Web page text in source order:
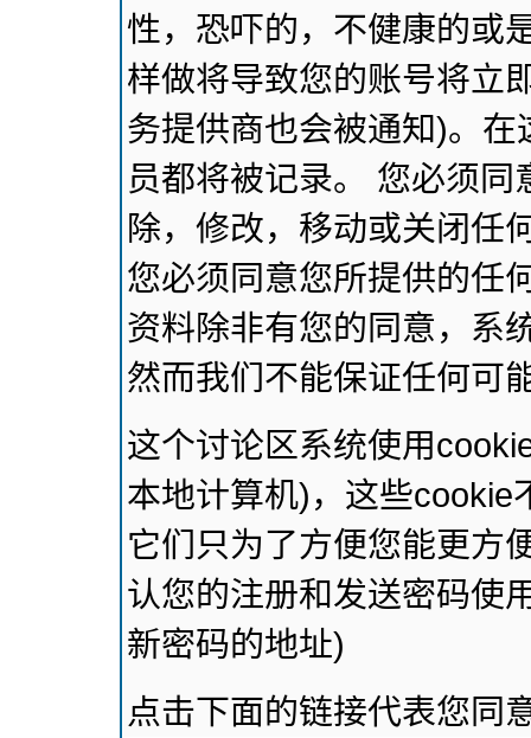
性，恐吓的，不健康的或
样做将导致您的账号将立
务提供商也会被通知)。
员都将被记录。 您必须
除，修改，移动或关闭任
您必须同意您所提供的任
资料除非有您的同意，系
然而我们不能保证任何可
这个讨论区系统使用
本地计算机)，这些cookie
它们只为了方便您能更方
认您的注册和发送密码使
新密码的地址)
点击下面的链接代表您同